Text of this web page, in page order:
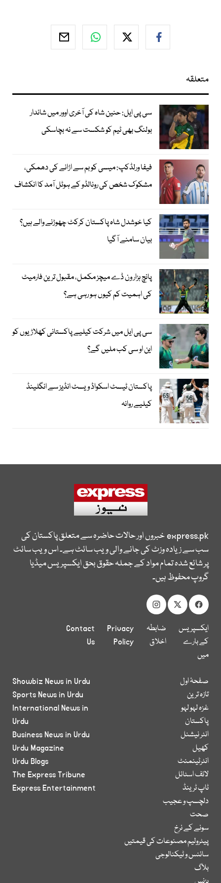
متعلقہ
سی پی ایل: حنین شاہ کی آخری اوور میں شاندار
بولنگ بھی ٹیم کو شکست سے نہ بچاسکی
فیفا ورلڈکپ: میسی کو بم سے اڑانے کی دھمکی،
مشکوک شخص کی رونالڈو کے ہوٹل آمد کا انکشاف
کیا خوشدل شاہ پاکستان کرکٹ چھوڑنے والے ہیں؟
بیان سامنے آگیا
پانچ ہزار ون ڈے میچز مکمل، مقبول ترین فارمیٹ
کی اہمیت کم کیوں ہو رہی ہے؟
سی پی ایل میں شرکت کیلیے پاکستانی کھلاڑیوں کو
این او سی کب ملیں گے؟
پاکستان ٹیسٹ اسکواڈ ویسٹ انڈیز سے انگلینڈ
کیلیے روانہ
express.pkخبروں اور حالات حاضرہ سے متعلق پاکستان کی
سب سے زیادہ وزٹ کی جانے والی ویب سائٹ ہے۔ اس ویب سائٹ
پر شائع شدہ تمام مواد کے جملہ حقوق بحق ایکسپریس میڈیا
گروپ محفوظ ہیں۔
ایکسپریس
کے بارے
میں
ضابطہ
اخلاق
Privacy
Policy
Contact
Us
صفحۂ اول
تازہ ترین
غزہ لہو لہو
پاکستان
انٹر نیشنل
کھیل
انٹرٹینمنٹ
لائف اسٹائل
ٹاپ ٹرینڈ
دلچسپ و عجیب
صحت
سونے کے نرخ
پیٹرولیم مصنوعات کی قیمتیں
سائنس و ٹیکنالوجی
بلاگ
Showbiz News in Urdu
Sports News in Urdu
International News in
Urdu
Business News in Urdu
Urdu Magazine
Urdu Blogs
The Express Tribune
Express Entertainment